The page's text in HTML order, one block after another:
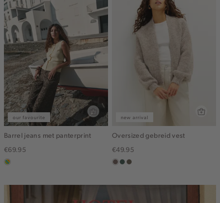
our favourite
Barrel jeans met panterprint
€69.95
meerkleurig
new arrival
Oversized gebreid vest
€49.95
taupe
groen,
bruin